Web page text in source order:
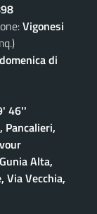
Vigonesi
di
46''
Pancalieri,
Alta,
Via Vecchia,